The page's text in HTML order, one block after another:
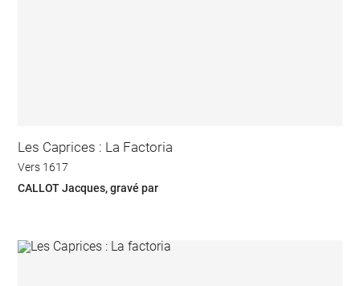
Les Caprices : La Factoria
Vers 1617
CALLOT Jacques, gravé par